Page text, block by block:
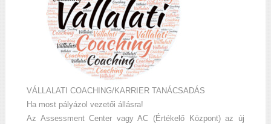
VÁLLALATI COACHING/KARRIER TANÁCSADÁS
Ha most pályázol vezetői állásra!
Az Assessment Center vagy AC (Értékelő Központ) az új